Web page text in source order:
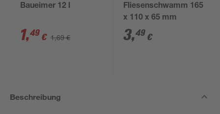
Baueimer 12 l
1,49 € 1,69 €
Fliesenschwamm 165
x 110 x 65 mm
3,49 €
Beschreibung